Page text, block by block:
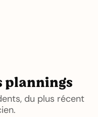
plannings
du plus récent